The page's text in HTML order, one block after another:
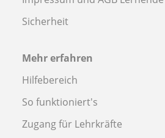
Sicherheit
Mehr erfahren
Hilfebereich
So funktioniert's
Zugang für Lehrkräfte